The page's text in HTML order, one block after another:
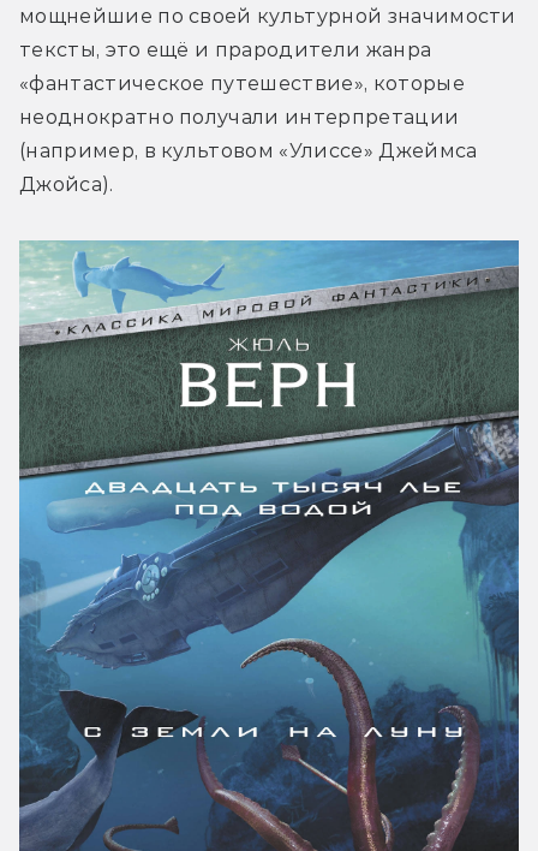
мощнейшие по своей культурной значимости
тексты, это ещё и прародители жанра
«фантастическое путешествие», которые
неоднократно получали интерпретации
(например, в культовом «Улиссе» Джеймса
Джойса).